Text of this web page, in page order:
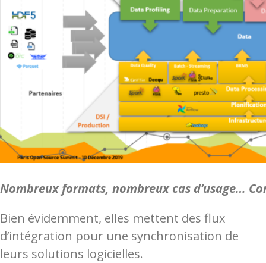
Nombreux formats, nombreux cas d’usage…
Bien évidemment, elles mettent des flux
d’intégration pour une synchronisation de
leurs solutions logicielles.